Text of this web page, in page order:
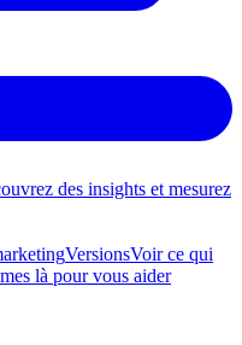
des insights et mesurez
VersionsVoir ce qui
là pour vous aider